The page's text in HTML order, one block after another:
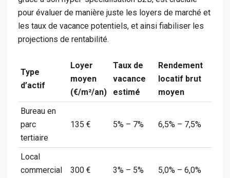
pour évaluer de manière juste les loyers de marché et
les taux de vacance potentiels, et ainsi fiabiliser les
projections de rentabilité.
Type
d’actif
Loyer
moyen
(€/m²/an)
Taux de
vacance
estimé
Rendement
locatif brut
moyen
Bureau en
parc
tertiaire
135 € 5% – 7% 6,5% – 7,5%
Local
commercial
300 € 3% – 5% 5,0% – 6,0%